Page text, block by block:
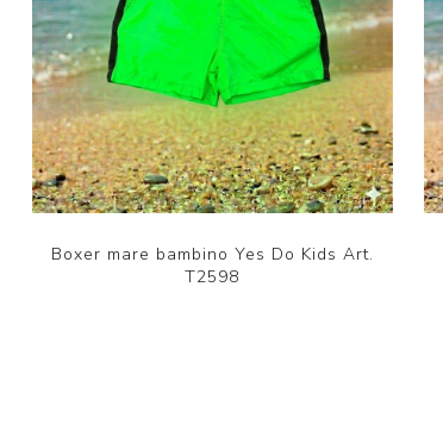
Boxer mare bambino Yes Do Kids Art.
T2598